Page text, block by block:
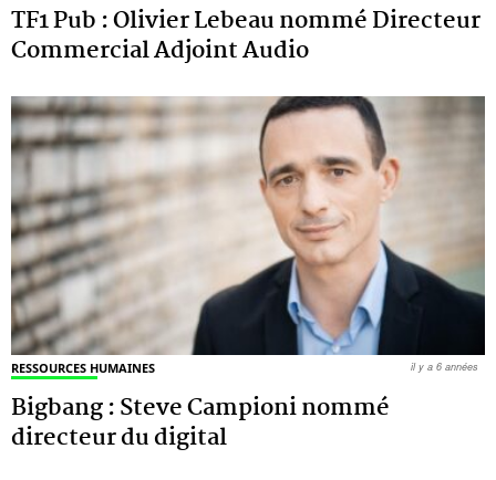
TF1 Pub : Olivier Lebeau nommé Directeur
Commercial Adjoint Audio
RESSOURCES HUMAINES
Bigbang : Steve Campioni nommé
directeur du digital
il y a 6 années